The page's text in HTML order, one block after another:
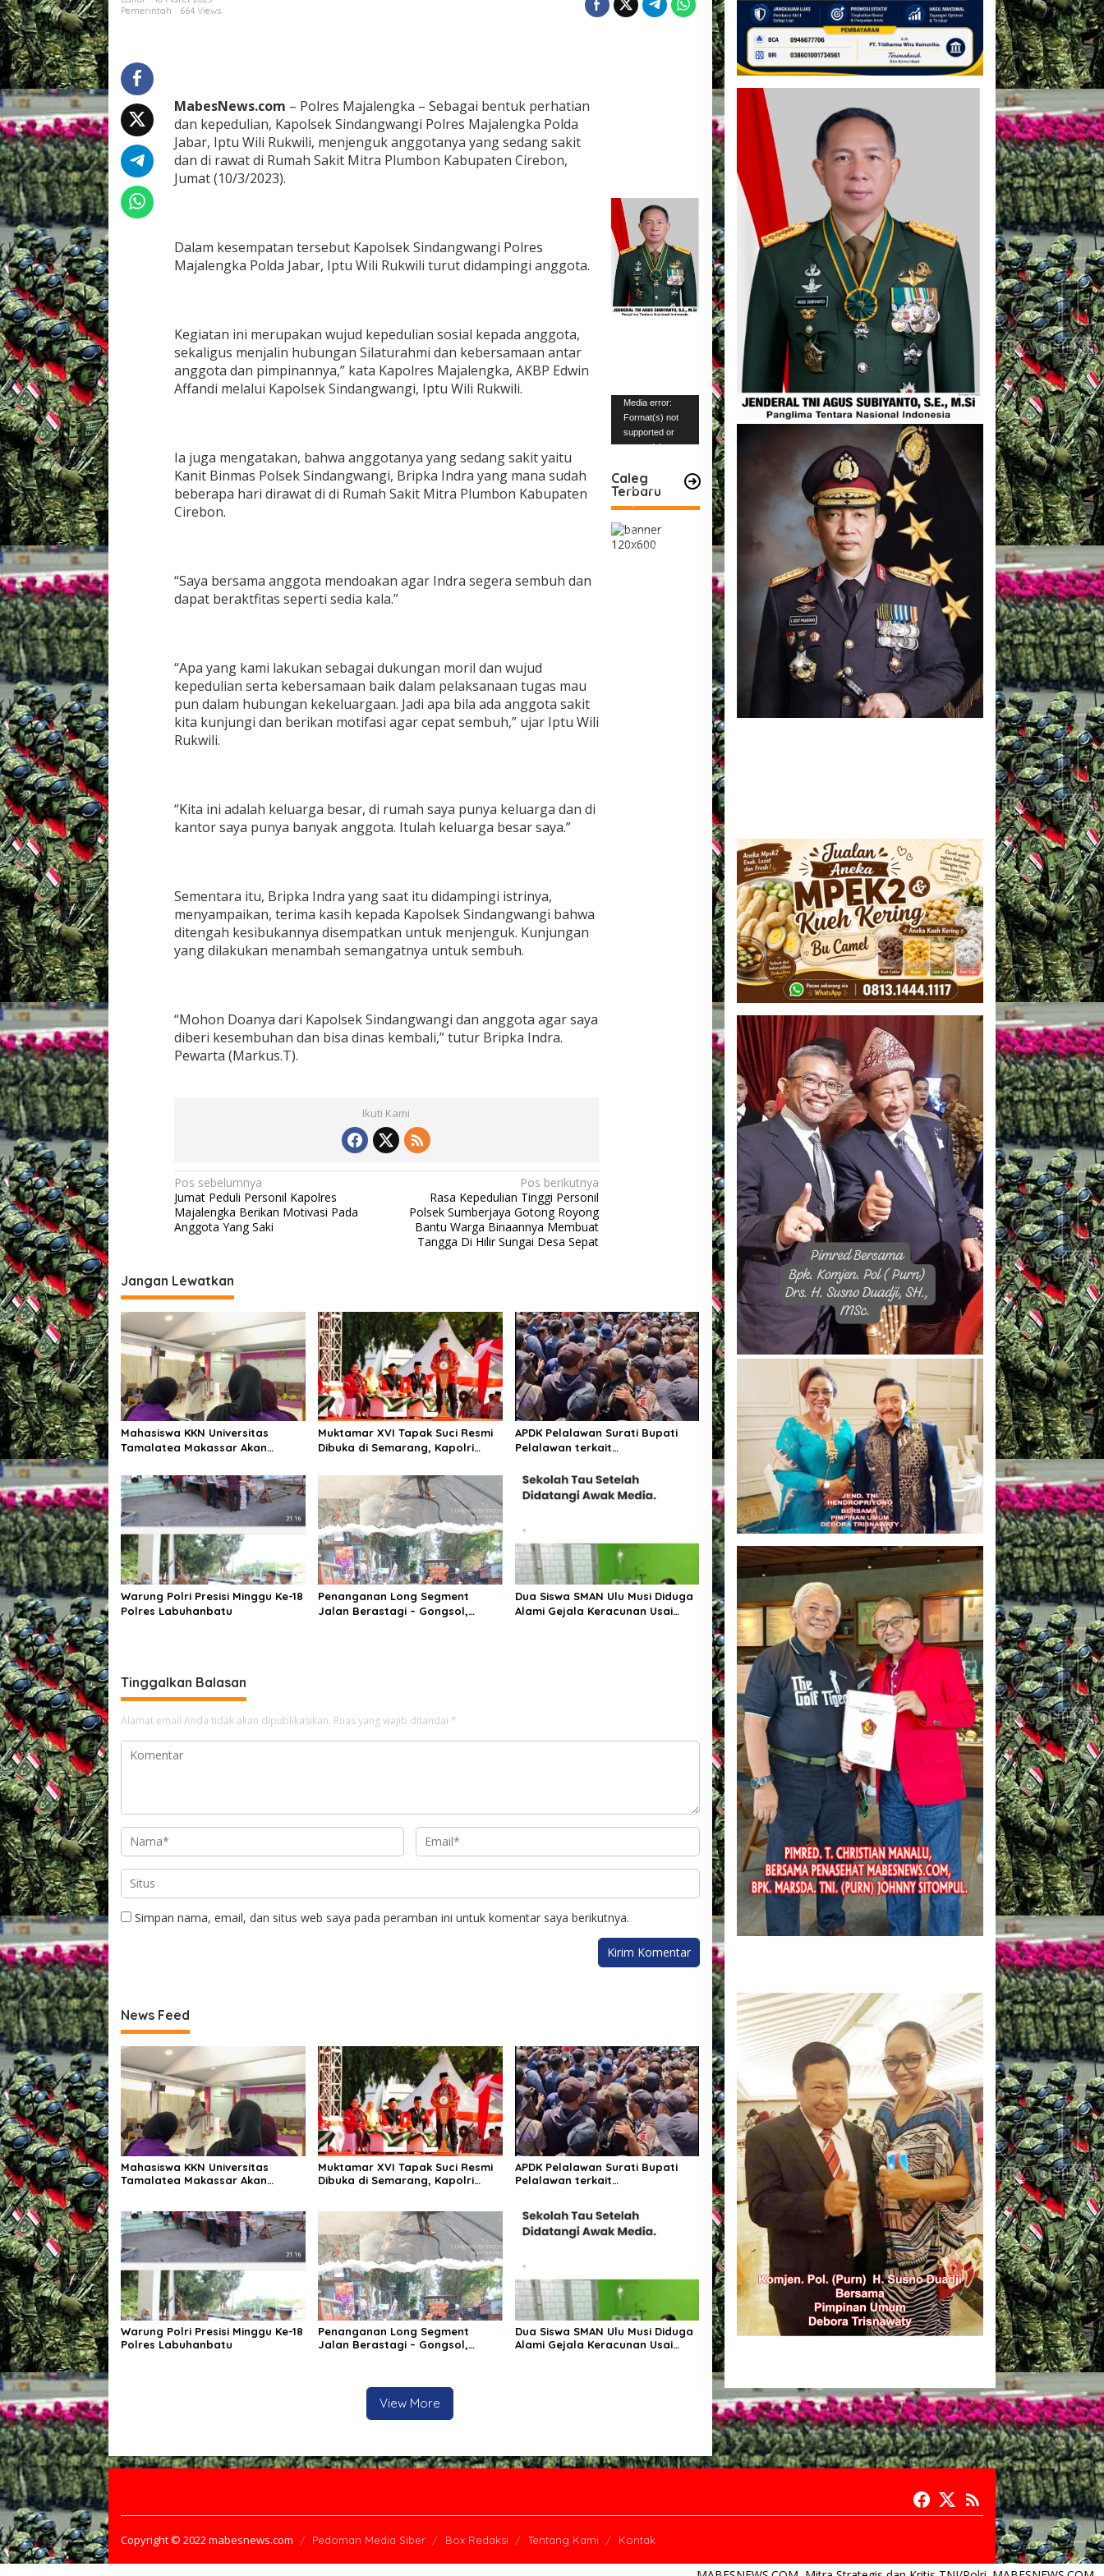
p
o
l
s
e
k
d
a
n
n
g
e
k
A
n
g
a
n
i
t
D
a
l
o
g
r
u
m
t
P
l
i
P
e
Pemerintah
664 Views
MabesNews.com – Polres Majalengka – Sebagai bentuk perhatian
dan kepedulian, Kapolsek Sindangwangi Polres Majalengka Polda
Jabar, Iptu Wili Rukwili, menjenguk anggotanya yang sedang sakit
dan di rawat di Rumah Sakit Mitra Plumbon Kabupaten Cirebon,
Jumat (10/3/2023).
Dalam kesempatan tersebut Kapolsek Sindangwangi Polres
Majalengka Polda Jabar, Iptu Wili Rukwili turut didampingi anggota.
Kegiatan ini merupakan wujud kepedulian sosial kepada anggota,
sekaligus menjalin hubungan Silaturahmi dan kebersamaan antar
anggota dan pimpinannya,” kata Kapolres Majalengka, AKBP Edwin
Affandi melalui Kapolsek Sindangwangi, Iptu Wili Rukwili.
Ia juga mengatakan, bahwa anggotanya yang sedang sakit yaitu
Kanit Binmas Polsek Sindangwangi, Bripka Indra yang mana sudah
beberapa hari dirawat di di Rumah Sakit Mitra Plumbon Kabupaten
Cirebon.
“Saya bersama anggota mendoakan agar Indra segera sembuh dan
dapat beraktfitas seperti sedia kala.”
“Apa yang kami lakukan sebagai dukungan moril dan wujud
kepedulian serta kebersamaan baik dalam pelaksanaan tugas mau
pun dalam hubungan kekeluargaan. Jadi apa bila ada anggota sakit
kita kunjungi dan berikan motifasi agar cepat sembuh,” ujar Iptu Wili
Rukwili.
“Kita ini adalah keluarga besar, di rumah saya punya keluarga dan di
kantor saya punya banyak anggota. Itulah keluarga besar saya.”
Sementara itu, Bripka Indra yang saat itu didampingi istrinya,
menyampaikan, terima kasih kepada Kapolsek Sindangwangi bahwa
ditengah kesibukannya disempatkan untuk menjenguk. Kunjungan
yang dilakukan menambah semangatnya untuk sembuh.
“Mohon Doanya dari Kapolsek Sindangwangi dan anggota agar saya
diberi kesembuhan dan bisa dinas kembali,” tutur Bripka Indra.
Pewarta (Markus.T).
Ikuti Kami
N
a
v
g
a
s
i
p
o
s
Pos sebelumnya
Jumat Peduli Personil Kapolres
Majalengka Berikan Motivasi Pada
Anggota Yang Saki
Pos berikutnya
Rasa Kepedulian Tinggi Personil
Polsek Sumberjaya Gotong Royong
Bantu Warga Binaannya Membuat
Tangga Di Hilir Sungai Desa Sepat
Pemutar
Video
Media error:
Format(s) not
supported or
source(s) not
Unduh Berkas:
content/uploads/2
023/12/VID-
Caleg
Terbaru
Jangan Lewatkan
Mahasiswa KKN Universitas
Tamalatea Makassar Akan
Bulukumba Kecamatan Ujung
Bulu Dan Akan Ditempatkan Di 9
Kelurahan
Muktamar XVI Tapak Suci Resmi
Dibuka di Semarang, Kapolri
Kehormatan
APDK Pelalawan Surati Bupati
Pelalawan terkait
THIP,Jamal: Kita siap adakan
demonstrasi di Kantor Bupati
Pelalawan
Warung Polri Presisi Minggu Ke-18
Polres Labuhanbatu
Penanganan Long Segment
Jalan Berastagi – Gongsol,
Dua Siswa SMAN Ulu Musi Diduga
Alami Gejala Keracunan Usai
Tinggalkan Balasan
Alamat email Anda tidak akan dipublikasikan. Ruas yang wajib ditandai *
Simpan nama, email, dan situs web saya pada peramban ini untuk komentar saya berikutnya.
News Feed
Mahasiswa KKN Universitas
Tamalatea Makassar Akan
Bulu Dan Akan Ditempatkan Di 9
Kelurahan
Muktamar XVI Tapak Suci Resmi
Dibuka di Semarang, Kapolri
APDK Pelalawan Surati Bupati
Pelalawan terkait
demonstrasi di Kantor Bupati
Pelalawan
Warung Polri Presisi Minggu Ke-18
Polres Labuhanbatu
Penanganan Long Segment
Jalan Berastagi – Gongsol,
Perekonomian
Dua Siswa SMAN Ulu Musi Diduga
Alami Gejala Keracunan Usai
View More
Copyright © 2022 mabesnews.com Pedoman Media Siber Box Redaksi Tentang Kami Kontak